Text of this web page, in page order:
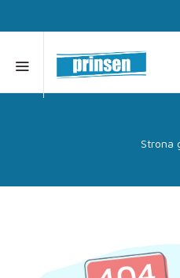
Strona